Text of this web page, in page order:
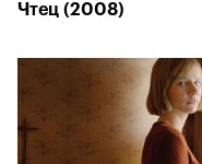
Чтец (2008)